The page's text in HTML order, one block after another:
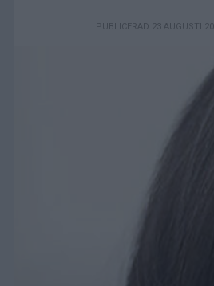
PUBLICERAD 23 AUGUSTI